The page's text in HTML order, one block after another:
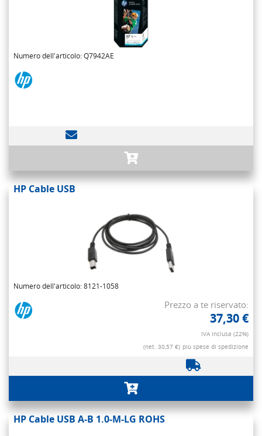
Numero dell'articolo: Q7942AE
HP Cable USB
Numero dell'articolo: 8121-1058
Prezzo a te riservato:
37,30 €
IVA inclusa (22%)
(net. 30,57 €) più spese di spedizione
HP Cable USB A-B 1.0-M-LG ROHS